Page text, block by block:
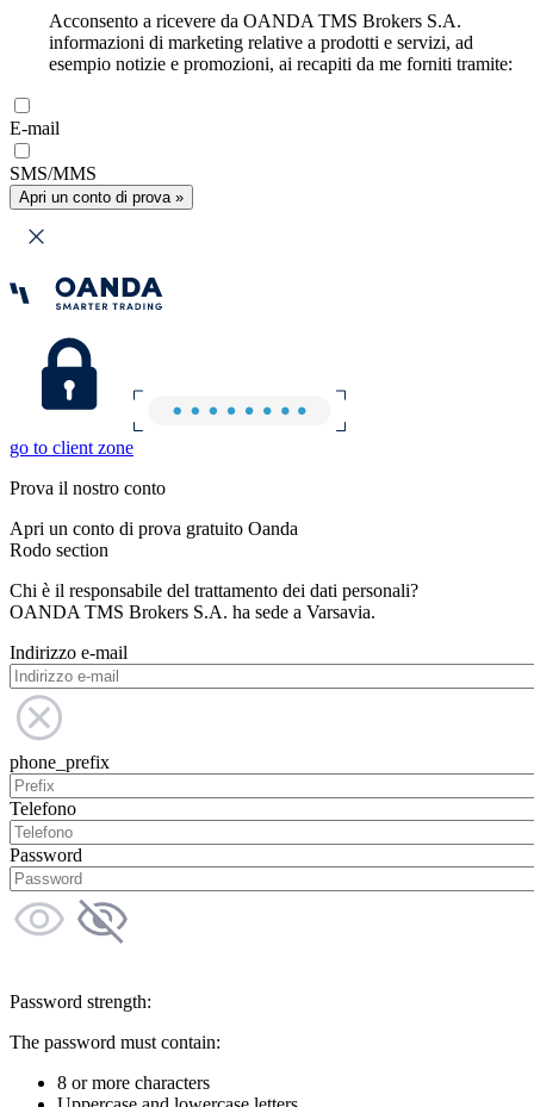
Acconsento a ricevere da OANDA TMS Brokers S.A.
informazioni di marketing relative a prodotti e servizi, ad
esempio notizie e promozioni, ai recapiti da me forniti tramite:
E-mail
SMS/MMS
Apri un conto di prova »
go to client zone
Prova il nostro conto
Apri un conto di prova gratuito Oanda
Rodo section
Chi è il responsabile del trattamento dei dati personali?
OANDA TMS Brokers S.A. ha sede a Varsavia.
Indirizzo e-mail
phone_prefix
Telefono
Password
Password strength:
The password must contain:
8 or more characters